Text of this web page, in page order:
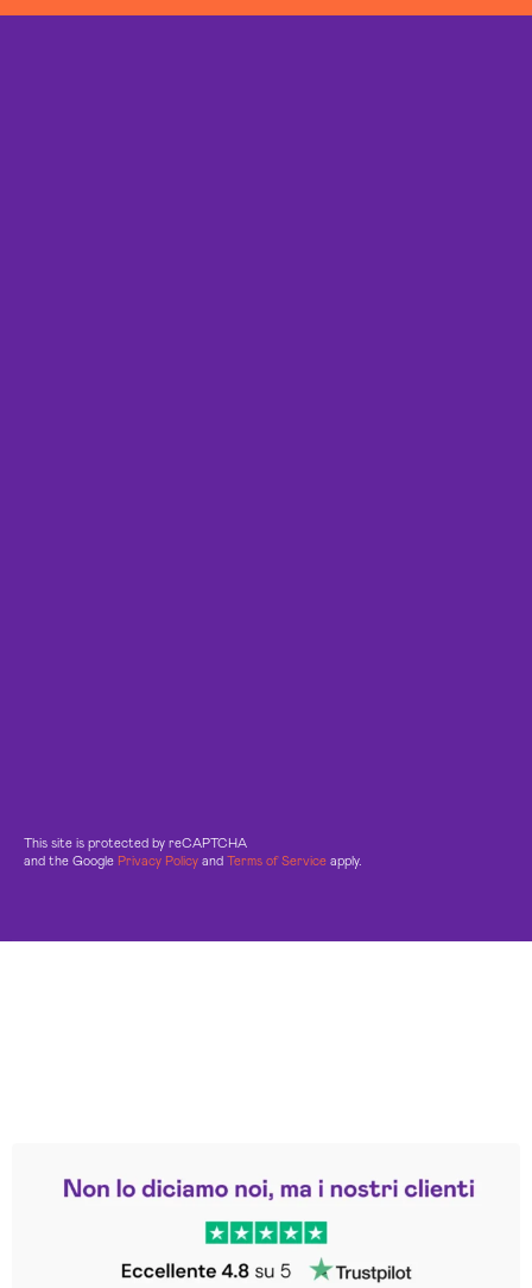
This site is protected by reCAPTCHA
and the Google Privacy Policy and Terms of Service apply.
Trustpilot